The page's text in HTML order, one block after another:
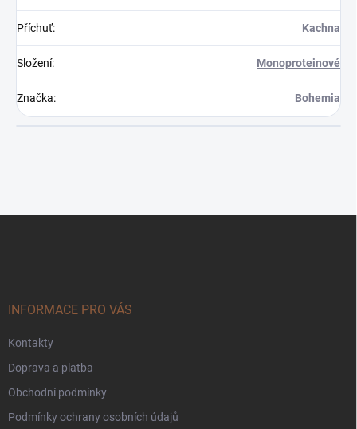
Příchuť: Kachna
Složení: Monoproteinové
Značka: Bohemia
INFORMACE PRO VÁS
Kontakty
Doprava a platba
Obchodní podmínky
Podmínky ochrany osobních údajů